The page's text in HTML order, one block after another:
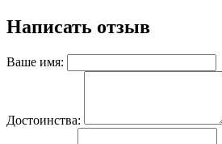
Написать отзыв
Ваше имя:
Достоинства: